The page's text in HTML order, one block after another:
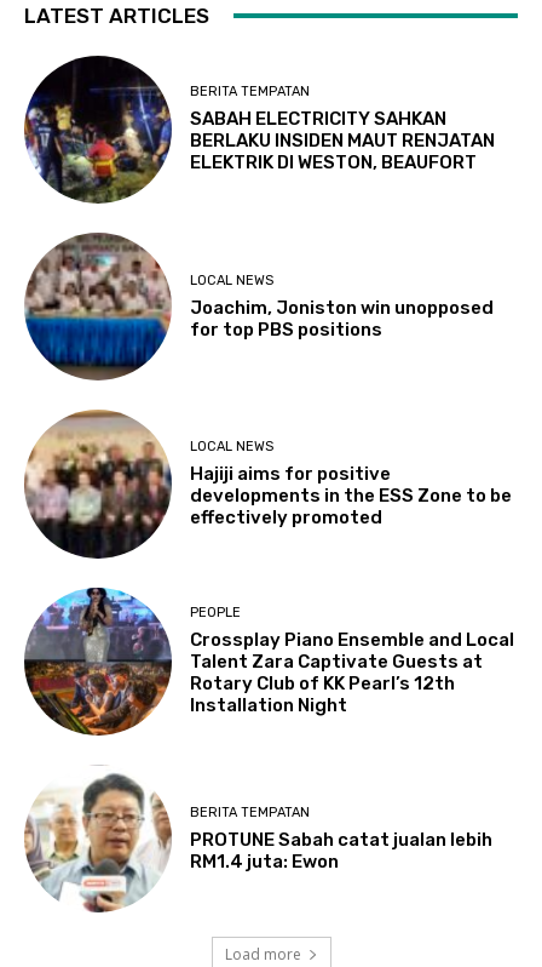
LATEST ARTICLES
BERITA TEMPATAN
SABAH ELECTRICITY SAHKAN
BERLAKU INSIDEN MAUT RENJATAN
ELEKTRIK DI WESTON, BEAUFORT
LOCAL NEWS
Joachim, Joniston win unopposed
for top PBS positions
LOCAL NEWS
Hajiji aims for positive
developments in the ESS Zone to be
effectively promoted
PEOPLE
Crossplay Piano Ensemble and Local
Talent Zara Captivate Guests at
Rotary Club of KK Pearl’s 12th
Installation Night
BERITA TEMPATAN
PROTUNE Sabah catat jualan lebih
RM1.4 juta: Ewon
Load more